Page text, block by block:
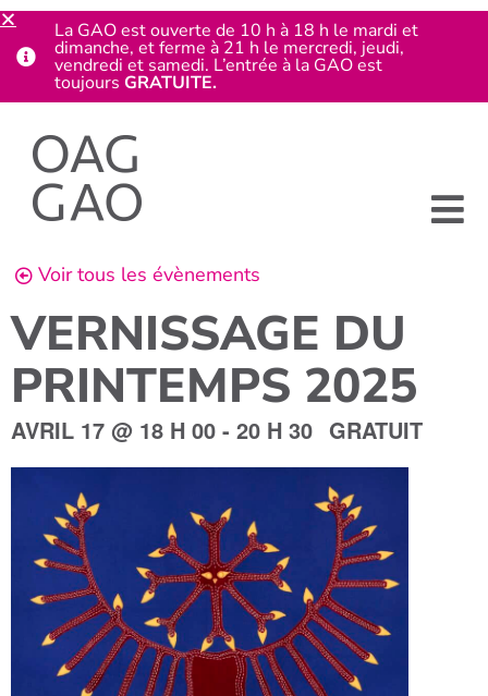
Voir tous les évènements
VERNISSAGE DU
PRINTEMPS 2025
AVRIL 17 @ 18 H 00 - 20 H 30 GRATUIT
La GAO est ouverte de 10 h à 18 h le mardi et
dimanche, et ferme à 21 h le mercredi, jeudi,
vendredi et samedi. L’entrée à la GAO est
toujours GRATUITE.